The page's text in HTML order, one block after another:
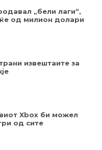
„бели лаги“,
од милион долари
извештаите за
Xbox би можел
од сите